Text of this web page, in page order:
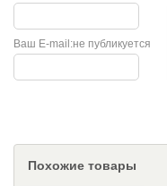
не публикуется
Ваш E-mail:
Похожие товары